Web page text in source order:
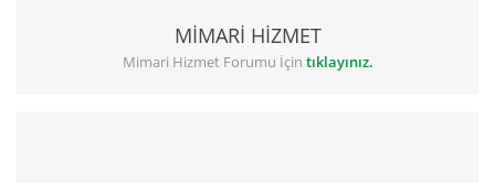
MİMARİ HİZMET
Mimari Hizmet Forumu İçin tıklayınız.